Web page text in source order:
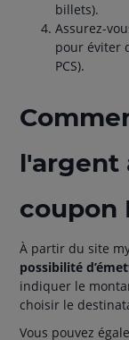
billets).
Assurez-
pour éviter
PCS).
l'argent
coupon
À partir du site
possibilité
indiquer le
choisir le
Vous pouvez